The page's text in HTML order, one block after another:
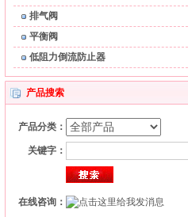
排气阀
平衡阀
低阻力倒流防止器
产品搜索
产品分类：
关键字：
在线咨询：